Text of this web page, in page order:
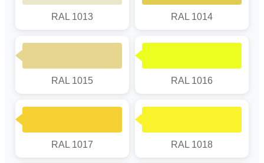
RAL 1013 RAL 1014
RAL 1015 RAL 1016
RAL 1017 RAL 1018